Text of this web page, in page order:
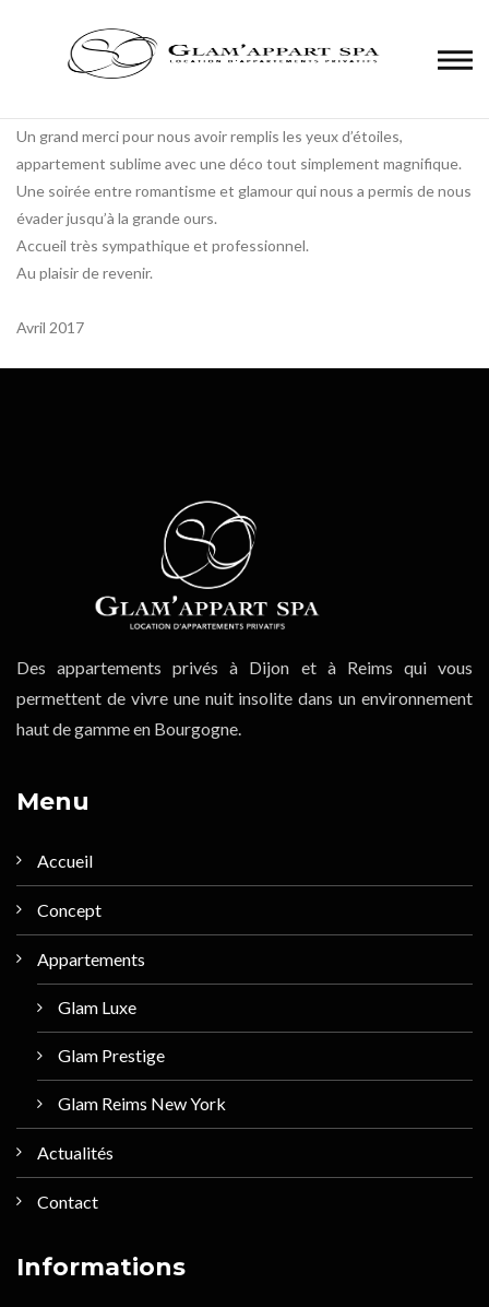
Un grand merci pour nous avoir remplis les yeux d’étoiles,
appartement sublime avec une déco tout simplement magnifique.
Une soirée entre romantisme et glamour qui nous a permis de nous
évader jusqu’à la grande ours.
Accueil très sympathique et professionnel.
Au plaisir de revenir.
Avril 2017
Des appartements privés à Dijon et à Reims qui vous
permettent de vivre une nuit insolite dans un environnement
haut de gamme en Bourgogne.
Menu
Accueil
Concept
Appartements
Glam Luxe
Glam Prestige
Glam Reims New York
Actualités
Contact
Informations